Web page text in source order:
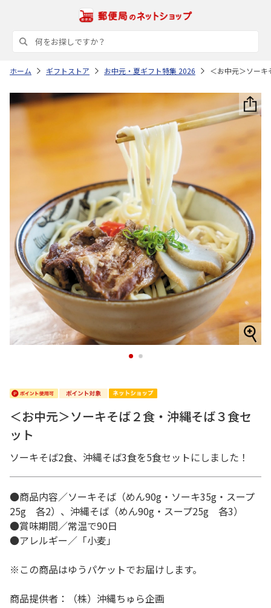
ホーム ギフトストア お中元・夏ギフト特集 2026 ＜お中元＞ソー
1 2
＜お中元＞ソーキそば２食・沖縄そば３食セ
ット
ソーキそば2食、沖縄そば3食を5食セットにしました！
●商品内容／ソーキそば（めん90g・ソーキ35g・スープ
25g 各2）、沖縄そば（めん90g・スープ25g 各3）
●賞味期間／常温で90日
●アレルギー／「小麦」
※この商品はゆうパケットでお届けします。
商品提供者：（株）沖縄ちゅら企画